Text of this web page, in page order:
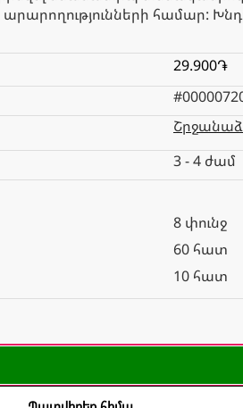
համար:
29.900֏
3 - 4 ժամ
8 փունջ
60 հատ
10 հատ